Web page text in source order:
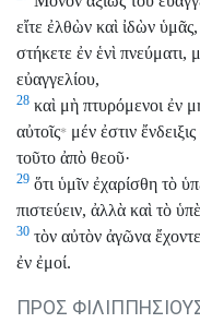
εἴτε ἐλθὼν καὶ ἰδὼν
στήκετε ἐν ἑνὶ πνεύματι,
εὐαγγελίου,
28 καὶ μὴ πτυρόμενοι ἐν
αὐτοῖς* μέν ἐστιν
τοῦτο ἀπὸ θεοῦ·
29 ὅτι ὑμῖν ἐχαρίσθη τὸ
πιστεύειν, ἀλλὰ καὶ τὸ
30 τὸν αὐτὸν ἀγῶνα
ἐν ἐμοί.
ΠΡΟΣ